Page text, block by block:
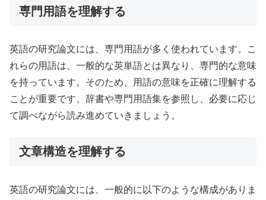
専門用語を理解する
英語の研究論文には、専門用語が多く使われています。こ
れらの用語は、一般的な英単語とは異なり、専門的な意味
を持っています。そのため、用語の意味を正確に理解する
ことが重要です。辞書や専門用語集を参照し、必要に応じ
て調べながら読み進めていきましょう。
文章構造を理解する
英語の研究論文には、一般的に以下のような構成がありま